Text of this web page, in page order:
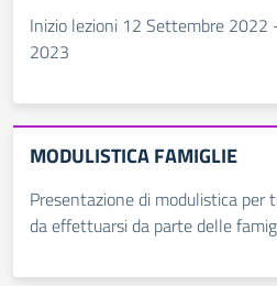
Inizio lezioni 12 Settembre 2022
2023
MODULISTICA FAMIGLIE
Presentazione di modulistica per
da effettuarsi da parte delle